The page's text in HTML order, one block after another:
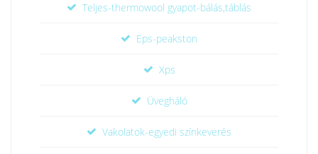
Teljes-thermowool gyapot-bálás,táblás
Eps-peakston
Xps
Üvegháló
Vakolatok-egyedi színkeverés